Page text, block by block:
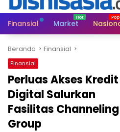
Finansial Market
Beranda Finansial
Finansial
Perluas Akses
Digital Salurkan
Fasilitas
Group